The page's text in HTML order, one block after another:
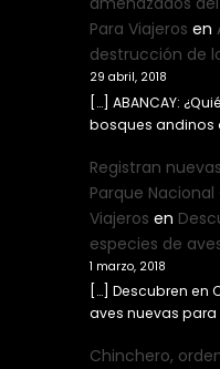
Para Viajeros en
destrucción de
29 abril, 2018
[…] ABANCAY:
bosques andinos
Registran
Parque
Viajeros en
especies de
1 marzo, 2018
[…] Descubren en
aves nuevas para
Chinchero,